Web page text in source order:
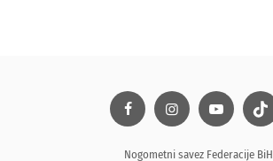
Nogometni savez Federacije BiH